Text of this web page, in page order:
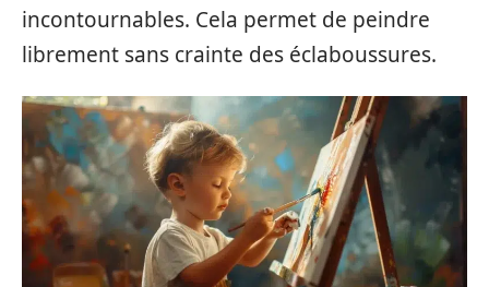
incontournables. Cela permet de peindre
librement sans crainte des éclaboussures.